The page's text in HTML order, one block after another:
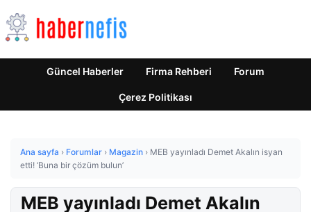
Güncel Haberler Firma Rehberi Forum
Çerez Politikası
Ana sayfa › Forumlar › Magazin › MEB yayınladı Demet Akalın isyan
etti! ‘Buna bir çözüm bulun’
MEB yayınladı Demet Akalın